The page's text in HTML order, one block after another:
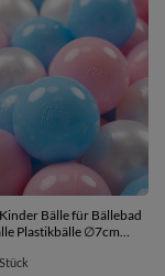
Bälle für Bällebad
Plastikbälle ∅7cm
perle, 200 Bälle/7cm
Stück